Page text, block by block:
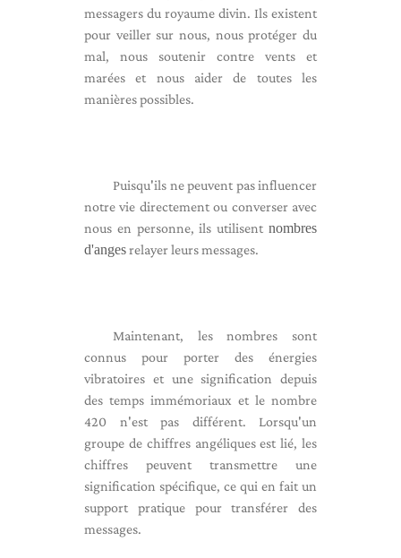
messagers du royaume divin. Ils existent
pour veiller sur nous, nous protéger du
mal, nous soutenir contre vents et
marées et nous aider de toutes les
manières possibles.
Puisqu'ils ne peuvent pas influencer
notre vie directement ou converser avec
nous en personne, ils utilisent nombres
d'angesrelayer leurs messages.
Maintenant, les nombres sont
connus pour porter des énergies
vibratoires et une signification depuis
des temps immémoriaux et le nombre
420 n'est pas différent. Lorsqu'un
groupe de chiffres angéliques est lié, les
chiffres peuvent transmettre une
signification spécifique, ce qui en fait un
support pratique pour transférer des
messages.